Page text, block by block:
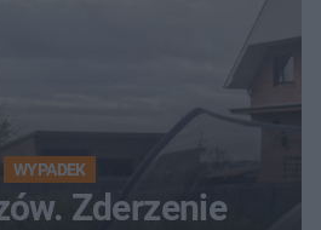
WYPADEK
Zderzenie